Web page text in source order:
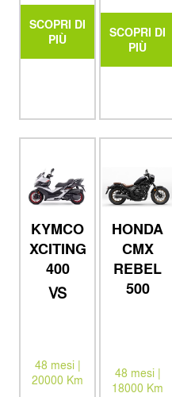
SCOPRI DI
PIÙ
SCOPRI DI
PIÙ
KYMCO
XCITING
400
VS
48 mesi |
20000 Km
HONDA
CMX
REBEL
500
48 mesi |
18000 Km